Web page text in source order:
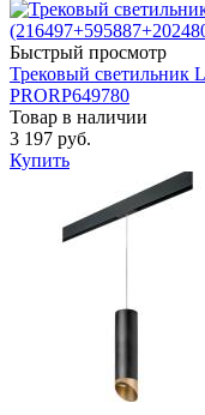
Быстрый просмотр
Трековый светильник
PRORP649780
Товар в наличии
3 197 руб.
Купить